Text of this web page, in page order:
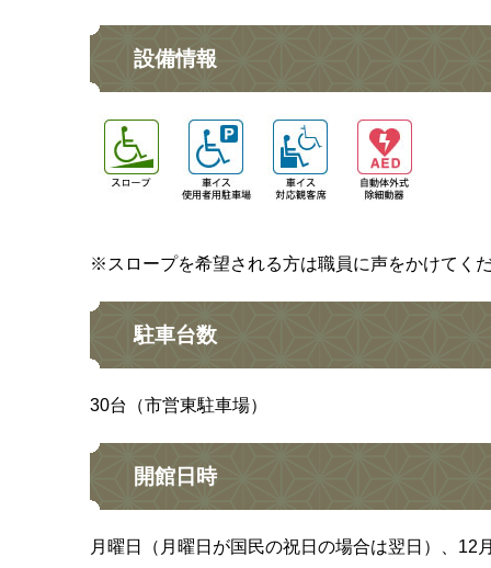
設備情報
※スロープを希望される方は職員に声をかけてく
駐車台数
30台（市営東駐車場）
開館日時
月曜日（月曜日が国民の祝日の場合は翌日）、12